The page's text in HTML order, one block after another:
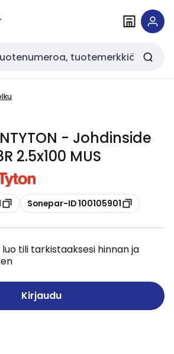
- Johdinside
2.5x100 MUS
Kopioi
Sonepar-ID 100105901
luo tili tarkistaaksesi hinnan ja
Kirjaudu